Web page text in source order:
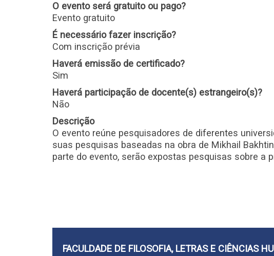
O evento será gratuito ou pago?
Evento gratuito
É necessário fazer inscrição?
Com inscrição prévia
Haverá emissão de certificado?
Sim
Haverá participação de docente(s) estrangeiro(s)?
Não
Descrição
O evento reúne pesquisadores de diferentes
suas pesquisas baseadas na obra de Mikhail
parte do evento, serão expostas pesquisas sobre a
FACULDADE DE FILOSOFIA, LETRAS E CIÊNCIAS